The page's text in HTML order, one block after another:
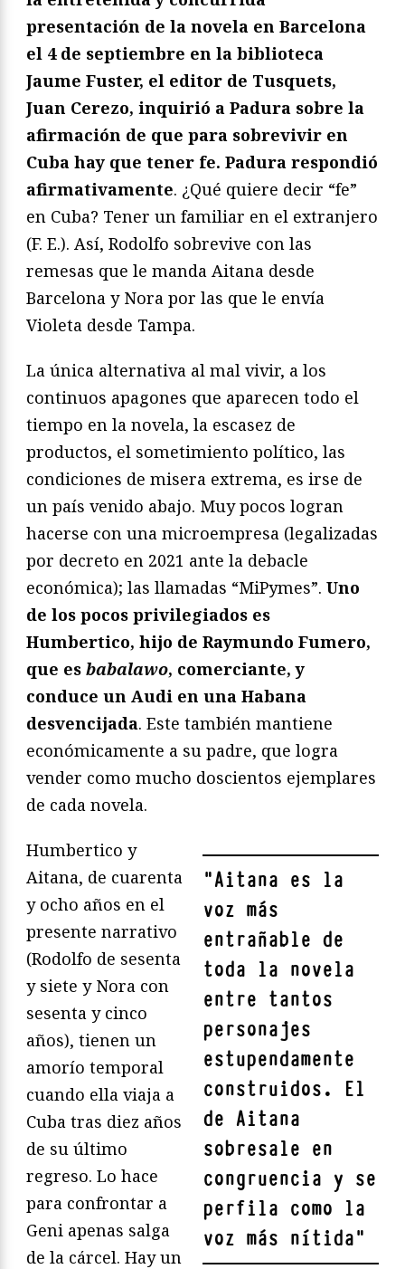
presentación de la novela en Barcelona
el 4 de septiembre en la biblioteca
Jaume Fuster, el editor de Tusquets,
Juan Cerezo, inquirió a Padura sobre la
afirmación de que para sobrevivir en
Cuba hay que tener fe. Padura respondió
afirmativamente. ¿Qué quiere decir “fe”
en Cuba? Tener un familiar en el extranjero
(F. E.). Así, Rodolfo sobrevive con las
remesas que le manda Aitana desde
Barcelona y Nora por las que le envía
Violeta desde Tampa.
La única alternativa al mal vivir, a los
continuos apagones que aparecen todo el
tiempo en la novela, la escasez de
productos, el sometimiento político, las
condiciones de misera extrema, es irse de
un país venido abajo. Muy pocos logran
hacerse con una microempresa (legalizadas
por decreto en 2021 ante la debacle
económica); las llamadas “MiPymes”. Uno
de los pocos privilegiados es
Humbertico, hijo de Raymundo Fumero,
que es babalawo, comerciante, y
conduce un Audi en una Habana
desvencijada. Este también mantiene
económicamente a su padre, que logra
vender como mucho doscientos ejemplares
de cada novela.
"Aitana es la
voz más
entrañable de
toda la novela
entre tantos
personajes
estupendamente
construidos. El
de Aitana
sobresale en
congruencia y se
perfila como la
voz más nítida"
Humbertico y
Aitana, de cuarenta
y ocho años en el
presente narrativo
(Rodolfo de sesenta
y siete y Nora con
sesenta y cinco
años), tienen un
amorío temporal
cuando ella viaja a
Cuba tras diez años
de su último
regreso. Lo hace
para confrontar a
Geni apenas salga
de la cárcel. Hay un